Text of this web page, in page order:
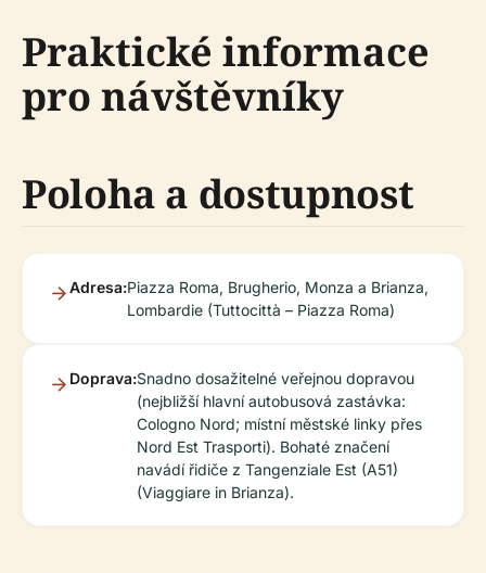
Praktické informace
pro návštěvníky
Poloha a dostupnost
Adresa:Piazza Roma, Brugherio, Monza a Brianza,
Lombardie (Tuttocittà – Piazza Roma)
Doprava:Snadno dosažitelné veřejnou dopravou
(nejbližší hlavní autobusová zastávka:
Cologno Nord; místní městské linky přes
Nord Est Trasporti). Bohaté značení
navádí řidiče z Tangenziale Est (A51)
(Viaggiare in Brianza).